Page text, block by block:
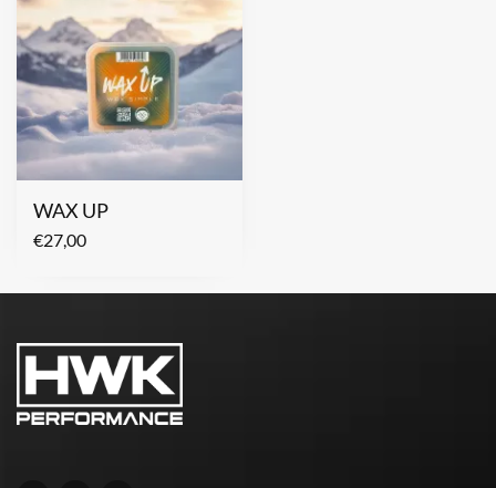
WAX UP
€27,00